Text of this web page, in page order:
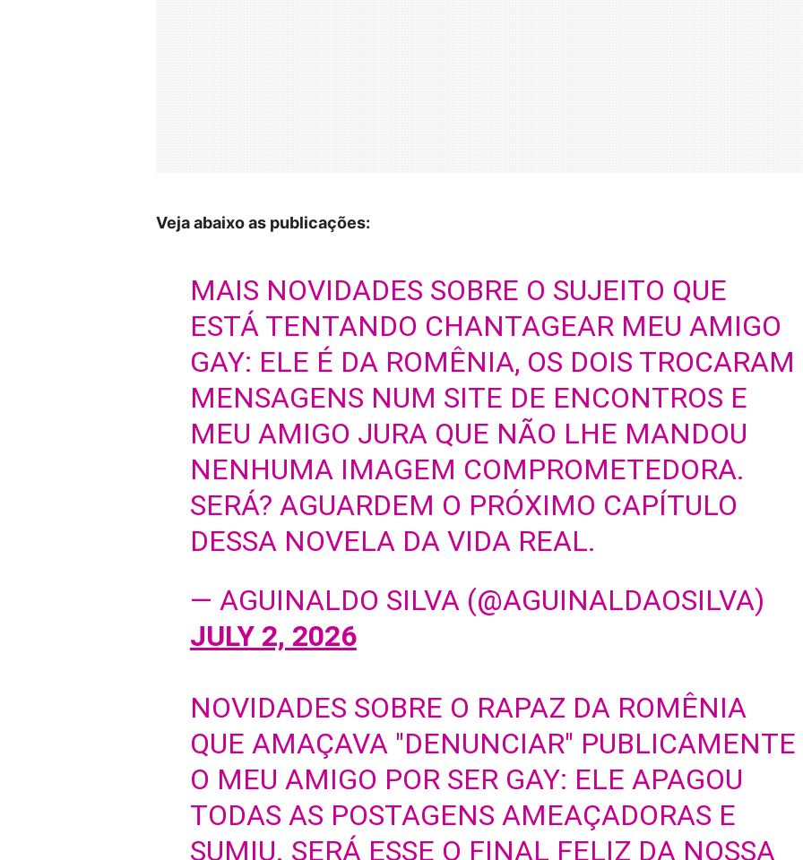
Veja abaixo as publicações:
MAIS NOVIDADES SOBRE O SUJEITO QUE
ESTÁ TENTANDO CHANTAGEAR MEU AMIGO
GAY: ELE É DA ROMÊNIA, OS DOIS TROCARAM
MENSAGENS NUM SITE DE ENCONTROS E
MEU AMIGO JURA QUE NÃO LHE MANDOU
NENHUMA IMAGEM COMPROMETEDORA.
SERÁ? AGUARDEM O PRÓXIMO CAPÍTULO
DESSA NOVELA DA VIDA REAL.
— AGUINALDO SILVA (@AGUINALDAOSILVA)
JULY 2, 2026
NOVIDADES SOBRE O RAPAZ DA ROMÊNIA
QUE AMAÇAVA "DENUNCIAR" PUBLICAMENTE
O MEU AMIGO POR SER GAY: ELE APAGOU
TODAS AS POSTAGENS AMEAÇADORAS E
SUMIU. SERÁ ESSE O FINAL FELIZ DA NOSSA